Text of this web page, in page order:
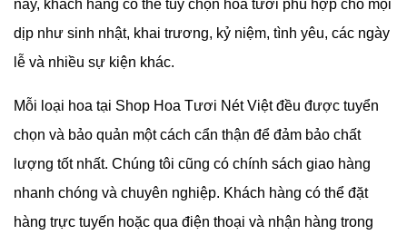
này, khách hàng có thể tùy chọn hoa tươi phù hợp cho mọi
dịp như sinh nhật, khai trương, kỷ niệm, tình yêu, các ngày
lễ và nhiều sự kiện khác.
Mỗi loại hoa tại Shop Hoa Tươi Nét Việt đều được tuyển
chọn và bảo quản một cách cẩn thận để đảm bảo chất
lượng tốt nhất. Chúng tôi cũng có chính sách giao hàng
nhanh chóng và chuyên nghiệp. Khách hàng có thể đặt
hàng trực tuyến hoặc qua điện thoại và nhận hàng trong